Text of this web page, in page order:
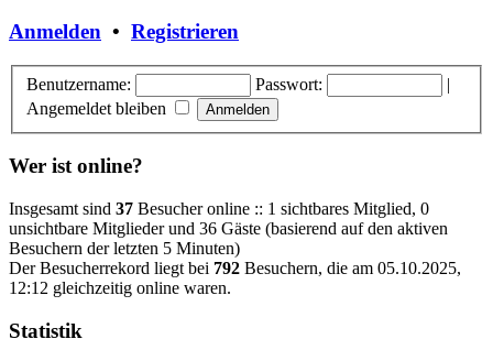
Anmelden • Registrieren
Benutzername: Passwort:
|
Angemeldet bleiben
Wer ist online?
Insgesamt sind 37 Besucher online :: 1 sichtbares Mitglied, 0
unsichtbare Mitglieder und 36 Gäste (basierend auf den aktiven
Besuchern der letzten 5 Minuten)
Der Besucherrekord liegt bei 792 Besuchern, die am 05.10.2025,
12:12 gleichzeitig online waren.
Statistik